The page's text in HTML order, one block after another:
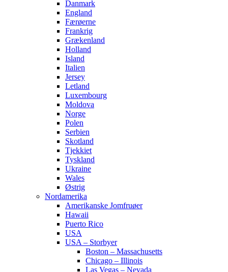
Danmark
England
Færøerne
Frankrig
Grækenland
Holland
Island
Italien
Jersey
Letland
Luxembourg
Moldova
Norge
Polen
Serbien
Skotland
Tjekkiet
Tyskland
Ukraine
Wales
Østrig
Nordamerika
Amerikanske Jomfruøer
Hawaii
Puerto Rico
USA
USA – Storbyer
Boston – Massachusetts
Chicago – Illinois
Las Vegas – Nevada